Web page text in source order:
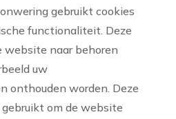
gebruikt cookies
functionaliteit. Deze
website naar behoren
uw
onthouden worden. Deze
om de website